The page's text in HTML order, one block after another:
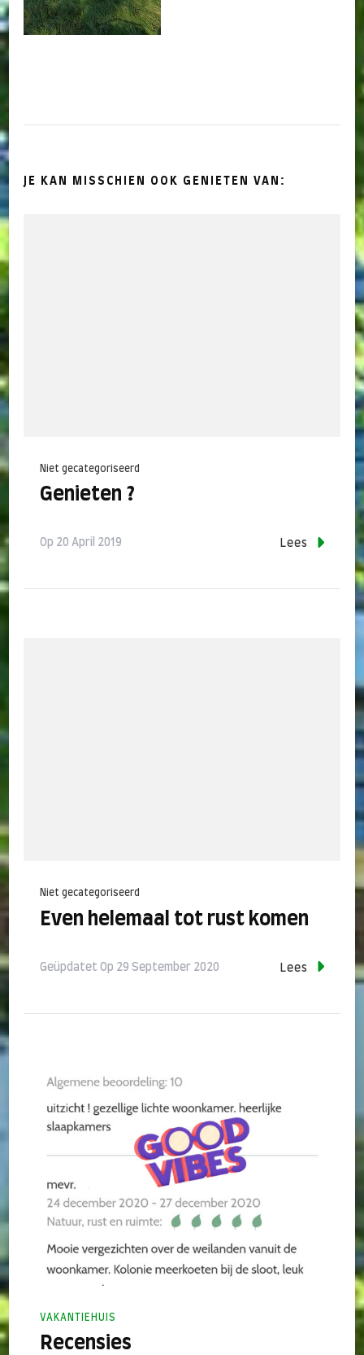
JE KAN MISSCHIEN OOK GENIETEN VAN:
Niet gecategoriseerd
Genieten ?
Op 20 April 2019 Lees
Niet gecategoriseerd
Even helemaal tot rust komen
Geüpdatet Op 29 September 2020 Lees
VAKANTIEHUIS
Recensies